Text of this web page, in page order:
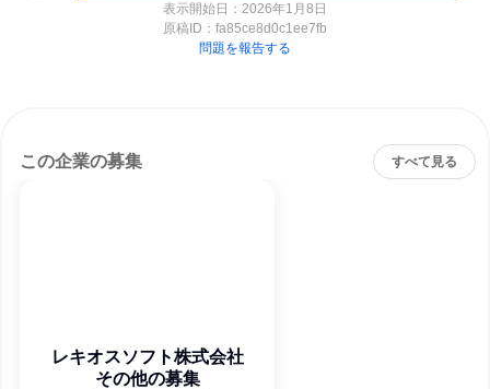
表示開始日：2026年1月8日
原稿ID： fa85ce8d0c1ee7fb
問題を報告する
この企業の募集 すべて見る
レキオスソフト株式会社
その他の募集